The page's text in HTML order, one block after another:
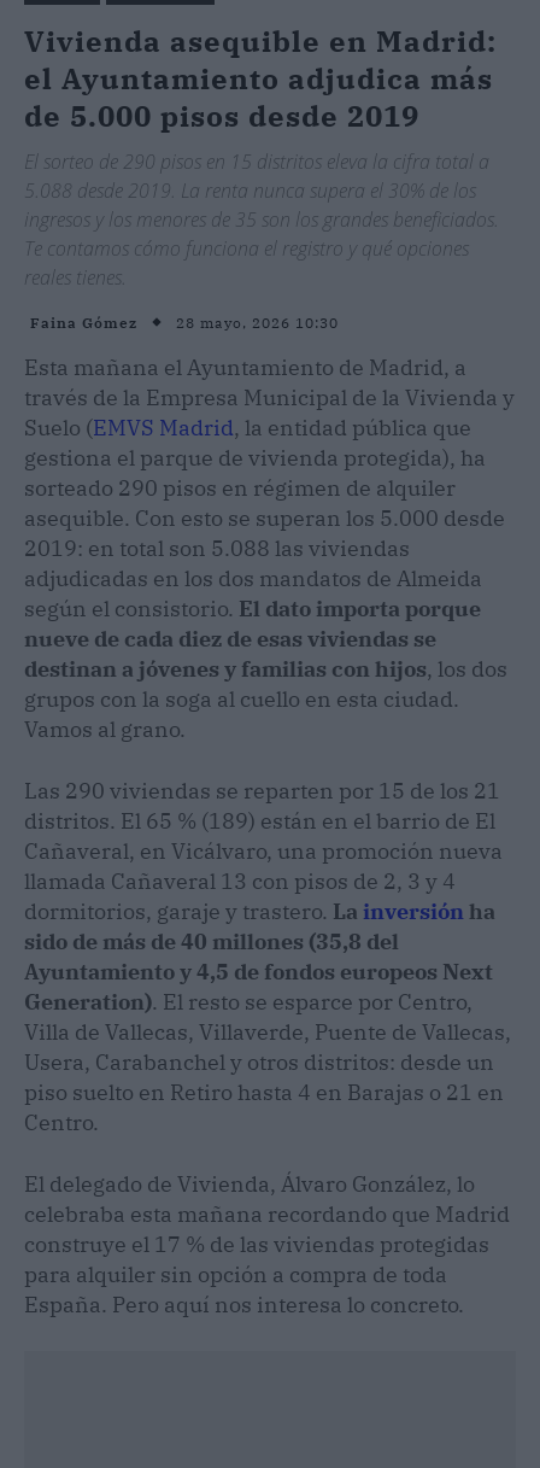
Vivienda asequible en Madrid:
el Ayuntamiento adjudica más
de 5.000 pisos desde 2019
El sorteo de 290 pisos en 15 distritos eleva la cifra total a
5.088 desde 2019. La renta nunca supera el 30% de los
ingresos y los menores de 35 son los grandes beneficiados.
Te contamos cómo funciona el registro y qué opciones
reales tienes.
Faina Gómez 28 mayo, 2026 10:30
Esta mañana el Ayuntamiento de Madrid, a
través de la Empresa Municipal de la Vivienda y
Suelo (EMVS Madrid, la entidad pública que
gestiona el parque de vivienda protegida), ha
sorteado 290 pisos en régimen de alquiler
asequible. Con esto se superan los 5.000 desde
2019: en total son 5.088 las viviendas
adjudicadas en los dos mandatos de Almeida
según el consistorio. El dato importa porque
nueve de cada diez de esas viviendas se
destinan a jóvenes y familias con hijos, los dos
grupos con la soga al cuello en esta ciudad.
Vamos al grano.
Las 290 viviendas se reparten por 15 de los 21
distritos. El 65 % (189) están en el barrio de El
Cañaveral, en Vicálvaro, una promoción nueva
llamada Cañaveral 13 con pisos de 2, 3 y 4
dormitorios, garaje y trastero. La inversiónha
sido de más de 40 millones (35,8 del
Ayuntamiento y 4,5 de fondos europeos Next
Generation). El resto se esparce por Centro,
Villa de Vallecas, Villaverde, Puente de Vallecas,
Usera, Carabanchel y otros distritos: desde un
piso suelto en Retiro hasta 4 en Barajas o 21 en
Centro.
El delegado de Vivienda, Álvaro González, lo
celebraba esta mañana recordando que Madrid
construye el 17 % de las viviendas protegidas
para alquiler sin opción a compra de toda
España. Pero aquí nos interesa lo concreto.